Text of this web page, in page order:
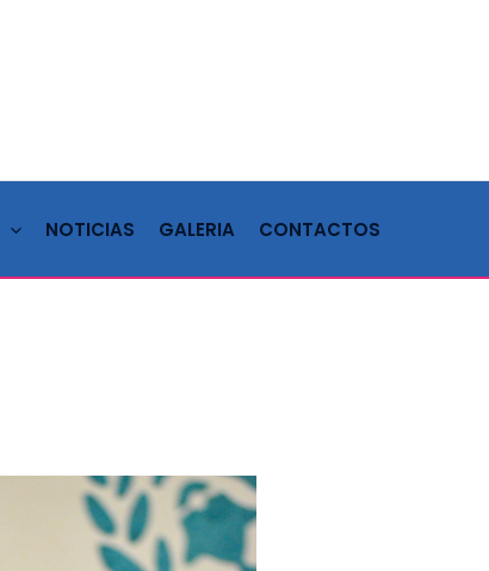
NOTICIAS GALERIA CONTACTOS